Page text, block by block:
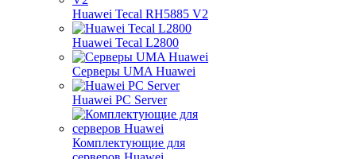
Huawei Tecal RH5885 V2
Huawei Tecal L2800
Серверы UMA Huawei
Huawei PC Server
Комплектующие для